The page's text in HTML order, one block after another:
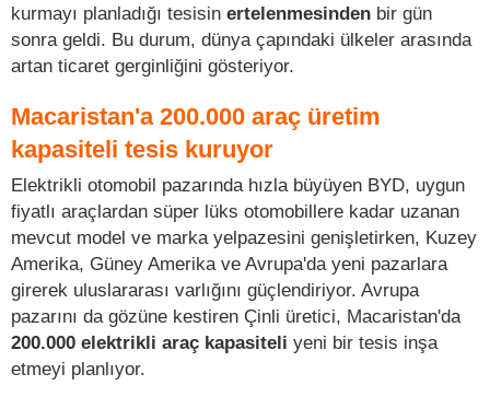
kurmayı planladığı tesisin ertelenmesinden bir gün
sonra geldi. Bu durum, dünya çapındaki ülkeler arasında
artan ticaret gerginliğini gösteriyor.
Macaristan'a 200.000 araç üretim
kapasiteli tesis kuruyor
Elektrikli otomobil pazarında hızla büyüyen BYD, uygun
fiyatlı araçlardan süper lüks otomobillere kadar uzanan
mevcut model ve marka yelpazesini genişletirken, Kuzey
Amerika, Güney Amerika ve Avrupa'da yeni pazarlara
girerek uluslararası varlığını güçlendiriyor. Avrupa
pazarını da gözüne kestiren Çinli üretici, Macaristan'da
200.000 elektrikli araç kapasiteli yeni bir tesis inşa
etmeyi planlıyor.